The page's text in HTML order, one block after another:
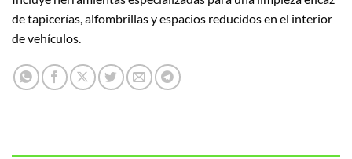
de tapicerías, alfombrillas y espacios reducidos en el interior
de vehículos.